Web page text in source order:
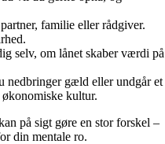
familie eller rådgiver.
selv, om lånet skaber værdi på
nedbringer gæld eller undgår et
kultur.
på sigt gøre en stor forskel –
din mentale ro.